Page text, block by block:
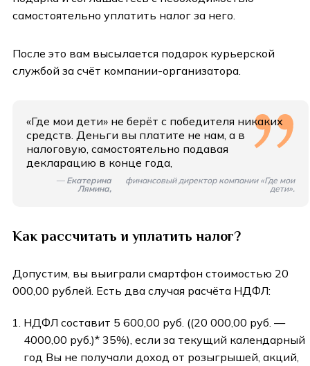
самостоятельно уплатить налог за него.
После это вам высылается подарок курьерской
службой за счёт компании-организатора.
«Где мои дети» не берёт с победителя никаких
средств. Деньги вы платите не нам, а в
налоговую, самостоятельно подавая
декларацию в конце года,
—Екатерина
Лямина,
финансовый директор компании «Где мои
дети».
Как рассчитать и уплатить налог?
Допустим, вы выиграли смартфон стоимостью 20
000,00 рублей. Есть два случая расчёта НДФЛ:
НДФЛ составит 5 600,00 руб. ((20 000,00 руб. —
4000,00 руб.)* 35%), если за текущий календарный
год Вы не получали доход от розыгрышей, акций,